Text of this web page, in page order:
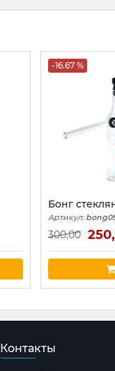
-16.67 %
Бонг
Артикул:
300,00
Контакты